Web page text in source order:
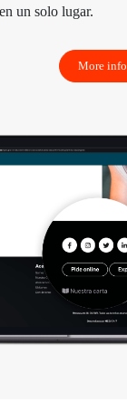
un solo lugar.
More info